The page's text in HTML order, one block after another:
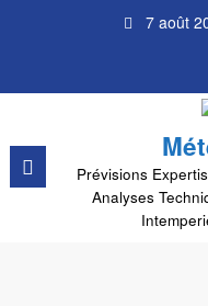
7 août
Prévisions
Analyses